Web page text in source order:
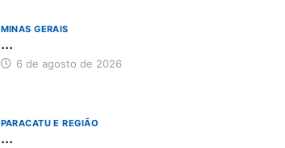
MINAS GERAIS
...
6 de agosto de 2026
PARACATU E REGIÃO
...